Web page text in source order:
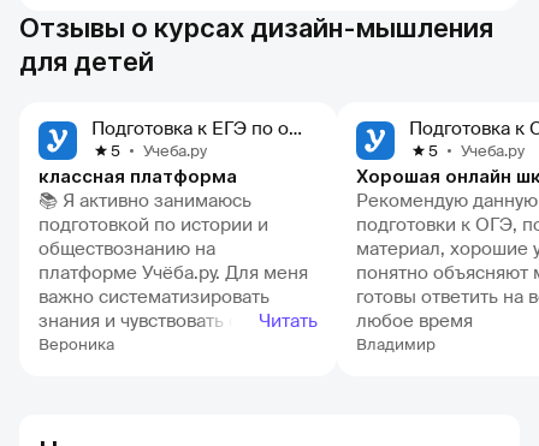
Отзывы о курсах дизайн-мышления
для детей
Подготовка к ЕГЭ по обществознанию
5 Учеба.ру
Вероника
классная платформа
📚 Я активно занимаюсь
подготовкой по истории и
обществознанию на
платформе Учёба.ру. Для меня
важно систематизировать
знания и чувствовать себя
уверенно на экзаменах, и эта
истории и обществознанию.
Читать
5 Учеба.ру
Владимир
Рекомендую
подготовки к ОГЭ,
материал, хорошие
понятно объясняют
готовы ответить на
любое время